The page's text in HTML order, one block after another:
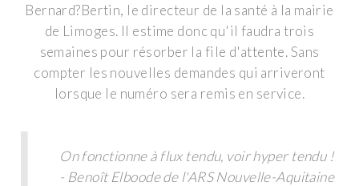
Bernard?Bertin, le directeur de la santé à la mairie
de Limoges. Il estime donc qu'il faudra trois
semaines pour résorber la file d'attente. Sans
compter les nouvelles demandes qui arriveront
lorsque le numéro sera remis en service.
On fonctionne à flux tendu, voir hyper tendu !
- Benoît Elboode de l'ARS Nouvelle-Aquitaine